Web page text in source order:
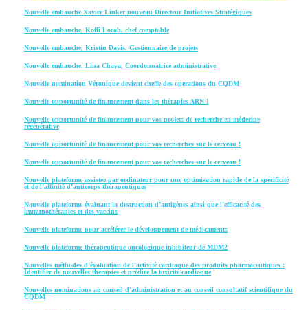
Nouvelle embauche Xavier Linker nouveau Directeur Initiatives Stratégiques
Nouvelle embauche, Koffi Locoh, chef comptable
Nouvelle embauche, Kristin Davis, Gestionnaire de projets
Nouvelle embauche, Lina Chaya, Coordonnatrice administrative
Nouvelle nomination Véronique devient cheffe des operations du CQDM
Nouvelle opportunité de financement dans les thérapies ARN !
Nouvelle opportunité de financement pour vos projets de recherche en médecine
régénérative
Nouvelle opportunité de financement pour vos recherches sur le cerveau !
Nouvelle opportunité de financement pour vos recherches sur le cerveau !
Nouvelle plateforme assistée par ordinateur pour une optimisation rapide de la spécificité
et de l’affinité d’anticorps thérapeutiques
Nouvelle plateforme évaluant la destruction d’antigènes ainsi que l’efficacité des
immunothérapies et des vaccins
Nouvelle plateforme pour accélérer le développement de médicaments
Nouvelle plateforme thérapeutique oncologique inhibiteur de MDM2
Nouvelles méthodes d’évaluation de l’activité cardiaque des produits pharmaceutiques :
Identifier de nouvelles thérapies et prédire la toxicité cardiaque
Nouvelles nominations au conseil d’administration et au conseil consultatif scientifique du
CQDM